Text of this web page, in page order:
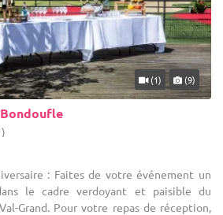
(1) (9)
: Faites de votre événement un
le cadre verdoyant et paisible du
Grand. Pour votre repas de réception,